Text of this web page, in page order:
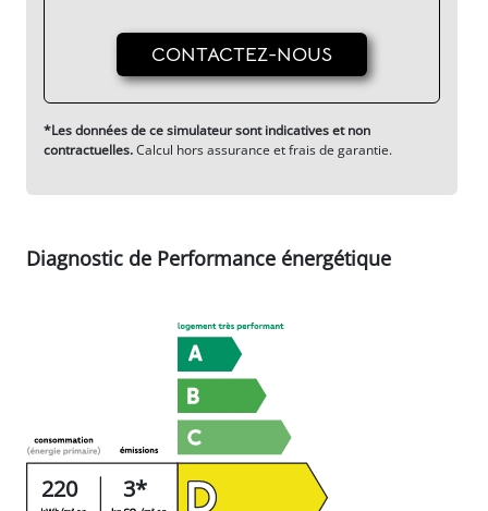
CONTACTEZ-NOUS
*Les données de ce simulateur sont indicatives et non
contractuelles.Calcul hors assurance et frais de garantie.
Diagnostic de Performance énergétique
220 3*